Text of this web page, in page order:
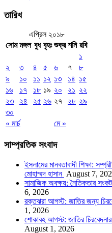
তারিখ
এপ্রিল ২০১৮
সোম মঙ্গল বুধ বৃহঃ শুক্র শনি রবি
« মার্চ মে »
১
২
৩ ৪ ৫ ৬ ৭
৮
৯
১০ ১১ ১২ ১৩ ১৪ ১৫
১৬
১৭ ১৮ ১৯ ২০ ২১ ২২
২৩
২৪ ২৫ ২৬ ২৭ ২৮ ২৯
৩০
সাম্প্রতিক সংবাদ
ইসলামের মানবতাবাদী শিক্ষা:
মোহাম্মদ হাসান August 7,
সামাজিক অবক্ষয়: নৈতিকতার
6, 2026
রক্তঝরা আগস্ট: জাতির জন্য
1, 2026
শোকাবহ আগস্ট: জাতির
August 1, 2026